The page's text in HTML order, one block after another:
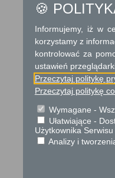
🍪
Informujemy, iż w
korzystamy z
kontrolować za
ustawień
Przeczytaj politykę
Przeczytaj politykę
Wymagane -
Ułatwiające -
Użytkownika
Analizy i